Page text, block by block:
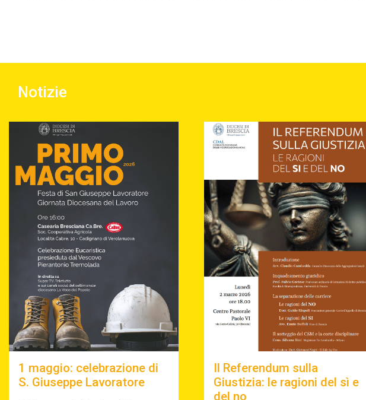
Notizie
1 maggio: celebrazione di
S. Giuseppe Lavoratore
Il Referendum sulla
Giustizia: le ragioni del sì e
del no